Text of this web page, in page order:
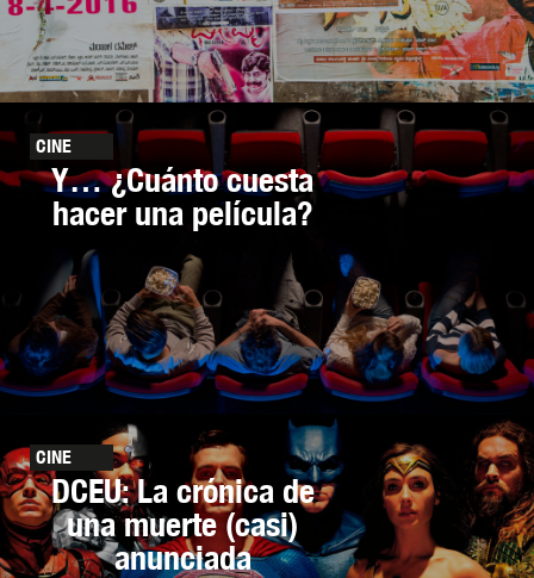
CINE
Y… ¿Cuánto cuesta
hacer una película?
CINE
DCEU: La crónica de
una muerte (casi)
anunciada